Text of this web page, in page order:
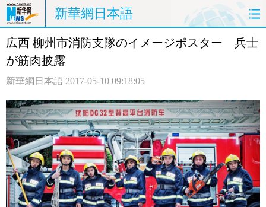
新華網日本語
ホームページ 政治 経済
観光 評論 写真
中日対訳
広西 柳州市消防支隊のイメージポスター 兵士
が筋肉披露
新華網日本語 2017-05-10 09:18:05